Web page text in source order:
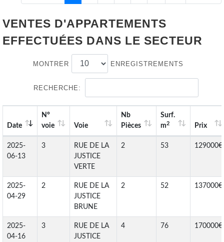
VENTES D'APPARTEMENTS
EFFECTUÉES DANS LE SECTEUR
MONTRER ENREGISTREMENTS
RECHERCHE:
Date
N°
voie
Voie
Nb
Pièces
Surf.
m2 Prix
2025-
06-13
3
RUE DE LA
JUSTICE
VERTE
2 53 129000€
2025-
04-29
2
RUE DE LA
JUSTICE
BRUNE
2 52 137000€
2025-
04-16
3
RUE DE LA
JUSTICE
4 76 170000€